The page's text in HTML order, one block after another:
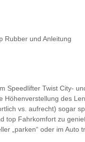
Rubber und Anleitung
Twist City-
des
vs. aufrecht) sogar
Fahrkomfort zu
„parken“ oder im Auto